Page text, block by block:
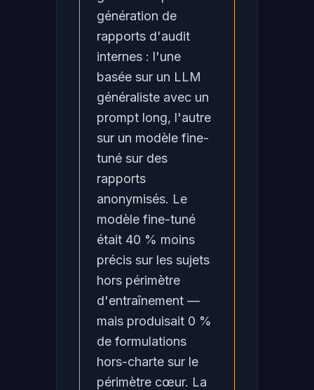
génération de
rapports d'audit
internes : l'une
basée sur un LLM
généraliste avec un
prompt long, l'autre
sur un modèle fine-
tuné sur des
rapports
anonymisés. Le
modèle fine-tuné
était 40 % moins
précis sur les sujets
hors périmètre
d'entraînement —
mais produisait 0 %
de formulations
hors-charte sur le
périmètre cœur. La